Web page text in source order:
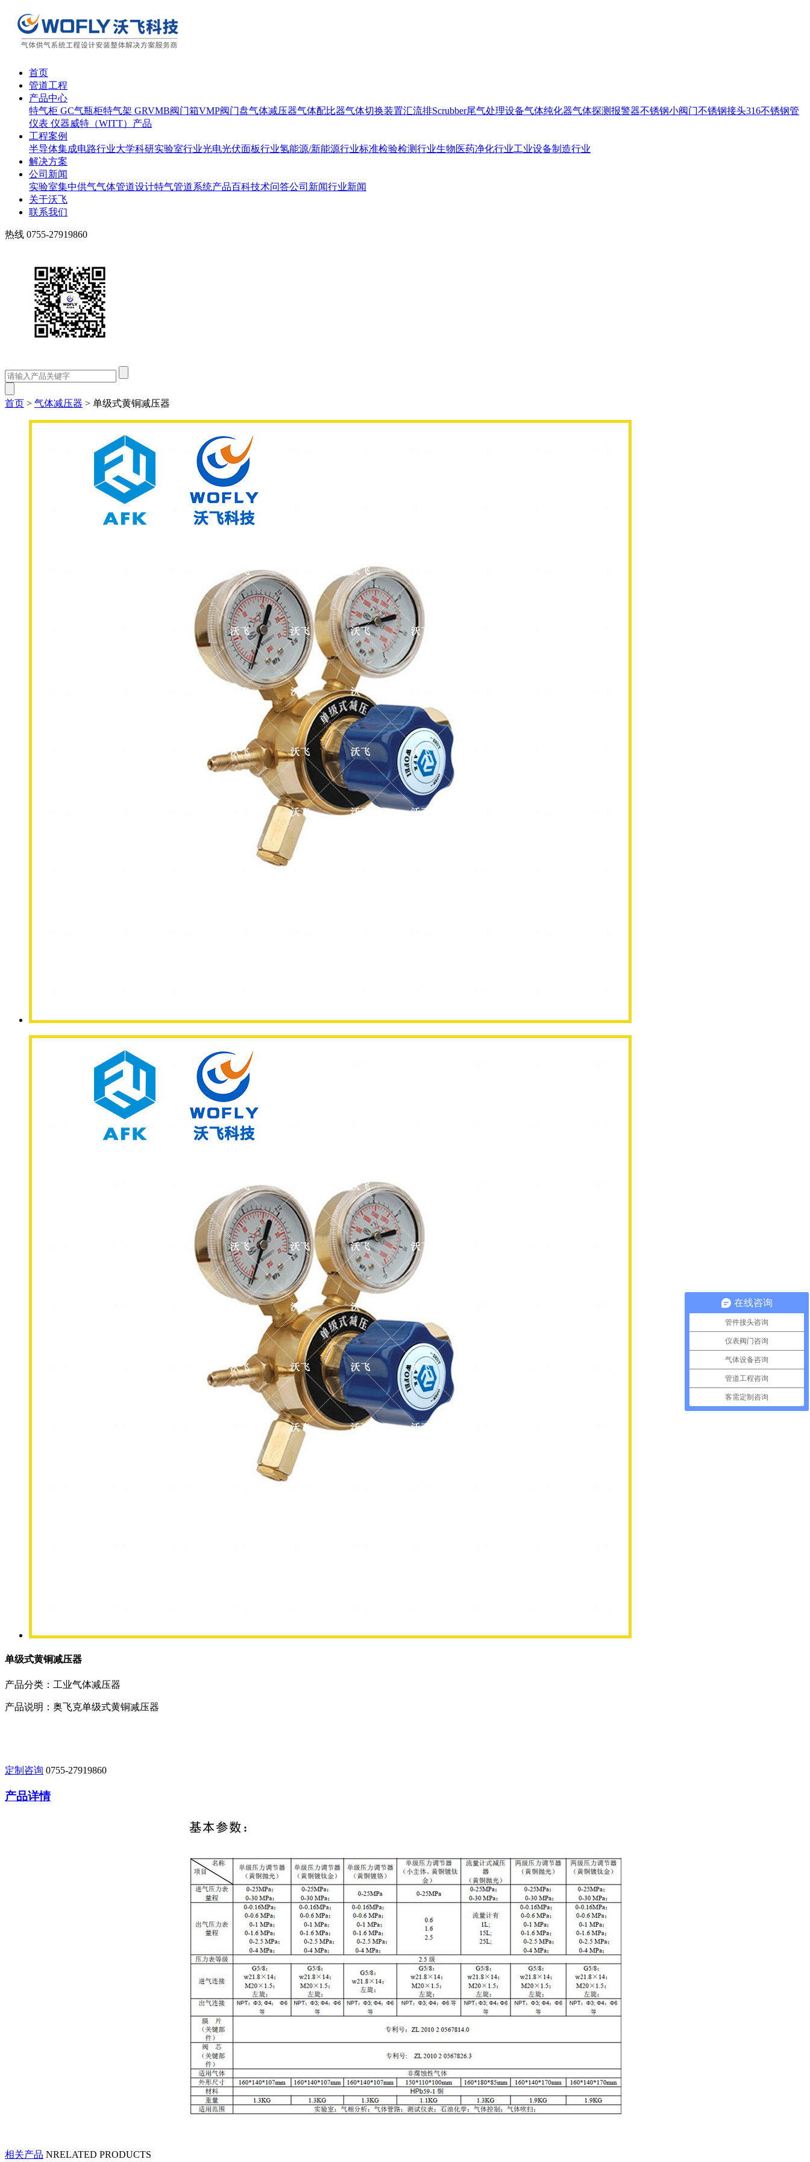
首页
管道工程
产品中心
特气柜 GC气瓶柜特气架 GRVMB阀门箱VMP阀门盘气体减压器气体配比器气体切换装置汇流排Scrubber尾气处理设备气体纯化器气体探测报警器不锈钢小阀门不锈钢接头316不锈钢管
仪表 仪器威特（WITT）产品
工程案例
半导体集成电路行业大学科研实验室行业光电光伏面板行业氢能源/新能源行业标准检验检测行业生物医药净化行业工业设备制造行业
解决方案
公司新闻
实验室集中供气气体管道设计特气管道系统产品百科技术问答公司新闻行业新闻
关于沃飞
联系我们
热线 0755-27919860
首页 > 气体减压器 > 单级式黄铜减压器
单级式黄铜减压器
产品分类：工业气体减压器
产品说明：奥飞克单级式黄铜减压器
定制咨询 0755-27919860
产品详情
相关产品 NRELATED PRODUCTS
在线咨询
管件接头咨询
仪表阀门咨询
气体设备咨询
管道工程咨询
客需定制咨询